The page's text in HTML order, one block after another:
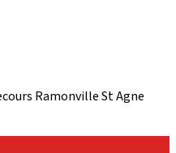
Ramonville St Agne